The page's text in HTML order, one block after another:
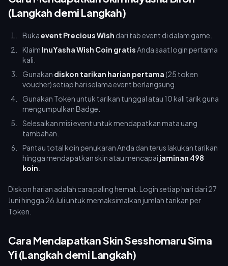
(Langkah demi Langkah)
Bukaevent Precious Wish dari tab event di dalam game.
Klaim InuYasha Wish Coin gratisAnda saat login pertama
kali.
Gunakan diskon tarikan harian pertama (25 token
voucher) setiap hari selama event berlangsung.
Gunakan Token untuk tarikan tunggal atau 10 kali tarik guna
mengumpulkan Badge.
Selesaikan misi event untuk mendapatkan mata uang
tambahan.
Pantau total koin penukaran Anda dan terus lakukan tarikan
hingga mendapatkan skin atau mencapai jaminan 498
koin
Diskon harian adalah cara paling hemat. Login setiap hari dari 27
Juni hingga 26 Juli untuk memaksimalkan jumlah tarikan per
Token.
Cara Mendapatkan Skin Sesshomaru Sima
Yi (Langkah demi Langkah)